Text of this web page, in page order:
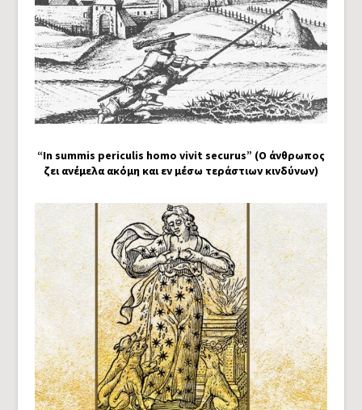
“In summis periculis homo vivit securus” (Ο άνθρωπος
ζει ανέμελα ακόμη και εν μέσω τεράστιων κινδύνων)